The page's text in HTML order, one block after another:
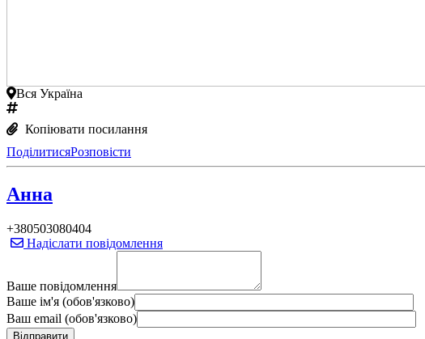
Вся Україна
Копіювати посилання
ПоділитисяРозповісти
Анна
+380503080404
Надіслати повідомлення
Ваше повідомлення
Ваше ім'я (обов'язково)
Ваш email (обов'язково)